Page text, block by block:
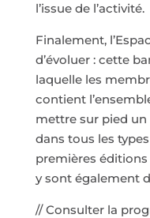
l’issue de l’activité.
Finalement,
d’évoluer : cette
laquelle les
contient
mettre sur pied
dans tous les
premières
y sont également
// Consulter la